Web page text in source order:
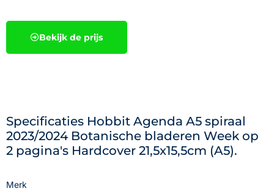
Bekijk de prijs
Specificaties Hobbit Agenda A5 spiraal
2023/2024 Botanische bladeren Week op
2 pagina's Hardcover 21,5x15,5cm (A5).
Merk